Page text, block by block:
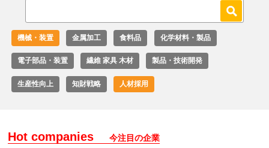
機械・装置 金属加工 食料品 化学材料・製品
電子部品・装置 繊維 家具 木材 製品・技術開発
生産性向上 知財戦略 人材採用
Hot companies 今注目の企業